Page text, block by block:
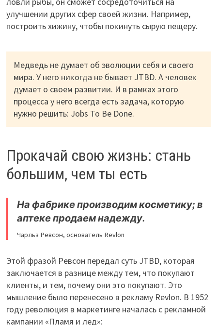
улучшении других сфер своей жизни. Например,
построить хижину, чтобы покинуть сырую пещеру.
Медведь не думает об эволюции себя и своего
мира. У него никогда не бывает JTBD. А человек
думает о своем развитии. И в рамках этого
процесса у него всегда есть задача, которую
нужно решить: Jobs To Be Done.
Прокачай свою жизнь: стань
большим, чем ты есть
На фабрике производим косметику; в
аптеке продаем надежду.
Чарльз Ревсон, основатель Revlon
Этой фразой Ревсон передал суть JTBD, которая
заключается в разнице между тем, что покупают
клиенты, и тем, почему они это покупают. Это
мышление было перенесено в рекламу Revlon. В 1952
году революция в маркетинге началась с рекламной
кампании «Пламя и лед»: